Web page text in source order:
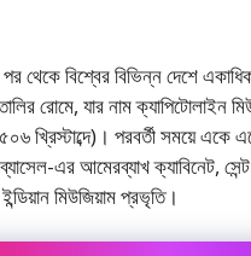
থেকে বিশ্বের বিভিন্ন দেশে
রোমে, যার নাম ক্যাপিটোলাইন
খ্রিস্টাব্দে)। পরবর্তী সময়ে
এর আমেরব্যাখ ক্যাবিনেট, সেন্ট
মিউজিয়াম প্রভৃতি।